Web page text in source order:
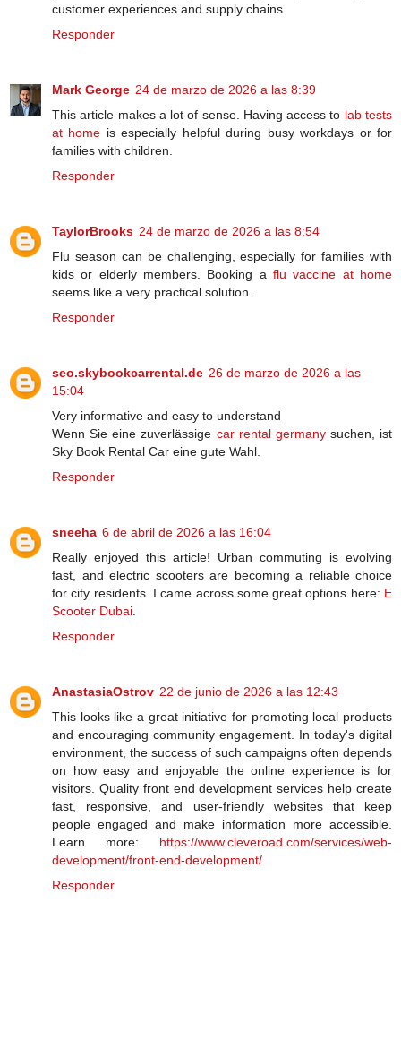
customer experiences and supply chains.
Responder
Mark George 24 de marzo de 2026 a las 8:39
This article makes a lot of sense. Having access to lab tests
at home is especially helpful during busy workdays or for
families with children.
Responder
TaylorBrooks 24 de marzo de 2026 a las 8:54
Flu season can be challenging, especially for families with
kids or elderly members. Booking a flu vaccine at home
seems like a very practical solution.
Responder
seo.skybookcarrental.de 26 de marzo de 2026 a las
15:04
Very informative and easy to understand
Wenn Sie eine zuverlässige car rental germanysuchen, ist
Sky Book Rental Car eine gute Wahl.
Responder
sneeha 6 de abril de 2026 a las 16:04
Really enjoyed this article! Urban commuting is evolving
fast, and electric scooters are becoming a reliable choice
for city residents. I came across some great options here: E
Scooter Dubai
Responder
AnastasiaOstrov 22 de junio de 2026 a las 12:43
This looks like a great initiative for promoting local products
and encouraging community engagement. In today's digital
environment, the success of such campaigns often depends
on how easy and enjoyable the online experience is for
visitors. Quality front end development services help create
fast, responsive, and user-friendly websites that keep
people engaged and make information more accessible.
Learn more: https://www.cleveroad.com/services/web-
development/front-end-development/
Responder